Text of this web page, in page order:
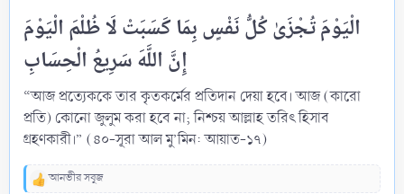
الْيَوْمَ تُجْزَىٰ كُلُّ نَفْسٍ بِمَا كَسَبَتْ لَا ظُلْمَ الْيَوْمَ
“আজ প্রত্যেককে তার কৃতকর্মের প্রতিদান দেয়া হবে। আজ (কারো
প্ৰতি) কোনো জুলুম করা হবে না; নিশ্চয় আল্লাহ তরিৎ হিসাব
গ্রহণকারী।” (৪০-সূরা আল মু’মিন: আয়াত-১৭)
R
আনভীর সবুজ